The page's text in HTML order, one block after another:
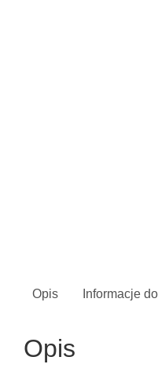
Opis Informacje
Opis